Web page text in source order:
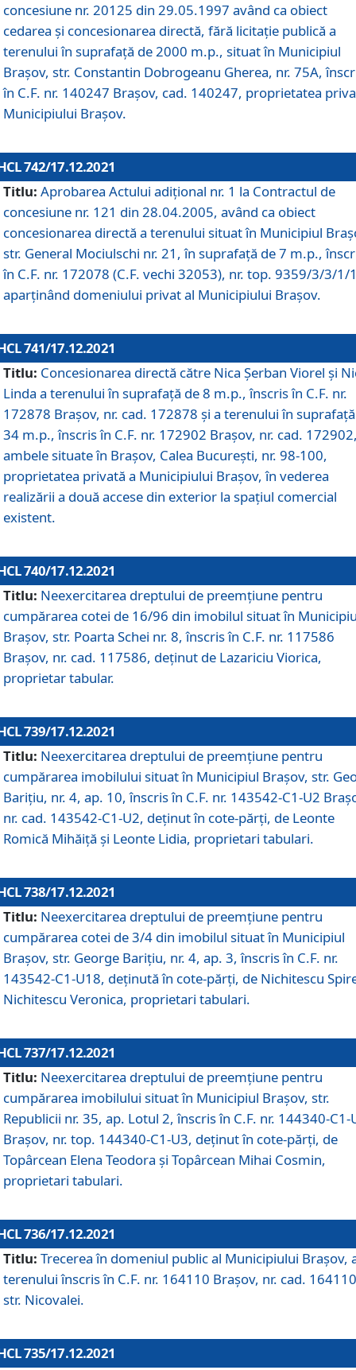
concesiune nr. 20125 din 29.05.1997 având ca obiect
cedarea și concesionarea directă, fără licitație publică a
terenului în suprafață de 2000 m.p., situat în Municipiul
Brașov, str. Constantin Dobrogeanu Gherea, nr. 75A,
în C.F. nr. 140247 Brașov, cad. 140247, proprietatea
Municipiului Brașov.
742/17.12.2021
Titlu: Aprobarea Actului adiţional nr. 1 la Contractul de
concesiune nr. 121 din 28.04.2005, având ca obiect
concesionarea directă a terenului situat în Municipiul
str. General Mociulschi nr. 21, în suprafață de 7 m.p.,
în C.F. nr. 172078 (C.F. vechi 32053), nr. top. 9359/3/3/1/
aparținând domeniului privat al Municipiului Brașov.
741/17.12.2021
Titlu: Concesionarea directă către Nica Șerban Viorel și
Linda a terenului în suprafață de 8 m.p., înscris în C.F. nr.
172878 Brașov, nr. cad. 172878 și a terenului în
34 m.p., înscris în C.F. nr. 172902 Brașov, nr. cad.
ambele situate în Brașov, Calea București, nr. 98-100,
proprietatea privată a Municipiului Brașov, în vederea
realizării a două accese din exterior la spațiul comercial
existent.
740/17.12.2021
Titlu: Neexercitarea dreptului de preemţiune pentru
cumpărarea cotei de 16/96 din imobilul situat în
Braşov, str. Poarta Schei nr. 8, înscris în C.F. nr. 117586
Brașov, nr. cad. 117586, deținut de Lazariciu Viorica,
proprietar tabular.
739/17.12.2021
Titlu: Neexercitarea dreptului de preemţiune pentru
cumpărarea imobilului situat în Municipiul Braşov, str.
Barițiu, nr. 4, ap. 10, înscris în C.F. nr. 143542-C1-U2
nr. cad. 143542-C1-U2, deținut în cote-părți, de Leonte
Romică Mihăiță și Leonte Lidia, proprietari tabulari.
738/17.12.2021
Titlu: Neexercitarea dreptului de preemţiune pentru
cumpărarea cotei de 3/4 din imobilul situat în Municipiul
Braşov, str. George Barițiu, nr. 4, ap. 3, înscris în C.F. nr.
143542-C1-U18, deținută în cote-părți, de Nichitescu
Nichitescu Veronica, proprietari tabulari.
737/17.12.2021
Titlu: Neexercitarea dreptului de preemţiune pentru
cumpărarea imobilului situat în Municipiul Braşov, str.
Republicii nr. 35, ap. Lotul 2, înscris în C.F. nr. 144340-C1-
Brașov, nr. top. 144340-C1-U3, deținut în cote-părți, de
Topârcean Elena Teodora și Topârcean Mihai Cosmin,
proprietari tabulari.
736/17.12.2021
Titlu: Trecerea în domeniul public al Municipiului Braşov,
terenului înscris în C.F. nr. 164110 Brașov, nr. cad.
str. Nicovalei.
735/17.12.2021